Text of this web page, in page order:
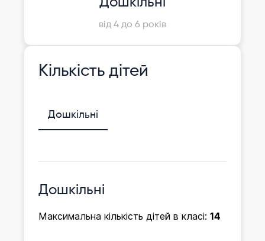
від 4 до 6 років
Кількість дітей
Дошкільні
Дошкільні
Максимальна кількість дітей в класі: 14